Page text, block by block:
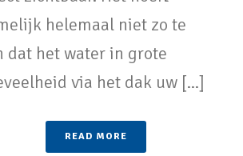
helemaal niet zo te
dat het water in grote
via het dak uw [...]
READ MORE